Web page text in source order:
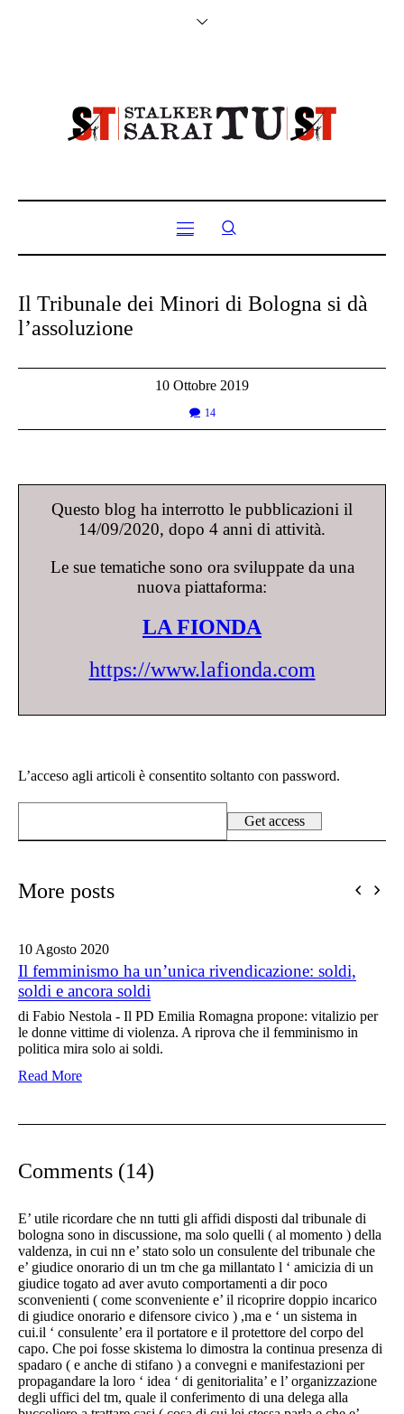
Il Tribunale dei Minori di Bologna si dà
l’assoluzione
10 Ottobre 2019
14
Questo blog ha interrotto le pubblicazioni il
14/09/2020, dopo 4 anni di attività.
Le sue tematiche sono ora sviluppate da una
nuova piattaforma:
LA FIONDA
https://www.lafionda.com
L’acceso agli articoli è consentito soltanto con password.
More posts
10 Agosto 2020
Il femminismo ha un’unica rivendicazione: soldi,
soldi e ancora soldi
di Fabio Nestola - Il PD Emilia Romagna propone: vitalizio per
le donne vittime di violenza. A riprova che il femminismo in
politica mira solo ai soldi.
Read More
Comments (14)
E’ utile ricordare che nn tutti gli affidi disposti dal tribunale di
bologna sono in discussione, ma solo quelli ( al momento ) della
valdenza, in cui nn e’ stato solo un consulente del tribunale che
e’ giudice onorario di un tm che ga millantato l ‘ amicizia di un
giudice togato ad aver avuto comportamenti a dir poco
sconvenienti ( come sconveniente e’ il ricoprire doppio incarico
di giudice onorario e difensore civico ) ,ma e ‘ un sistema in
cui.il ‘ consulente’ era il portatore e il protettore del corpo del
capo. Che poi fosse skistema lo dimostra la continua presenza di
spadaro ( e anche di stifano ) a convegni e manifestazioni per
propagandare la loro ‘ idea ‘ di genitorialita’ e l’ organizzazione
degli uffici del tm, quale il conferimento di una delega alla